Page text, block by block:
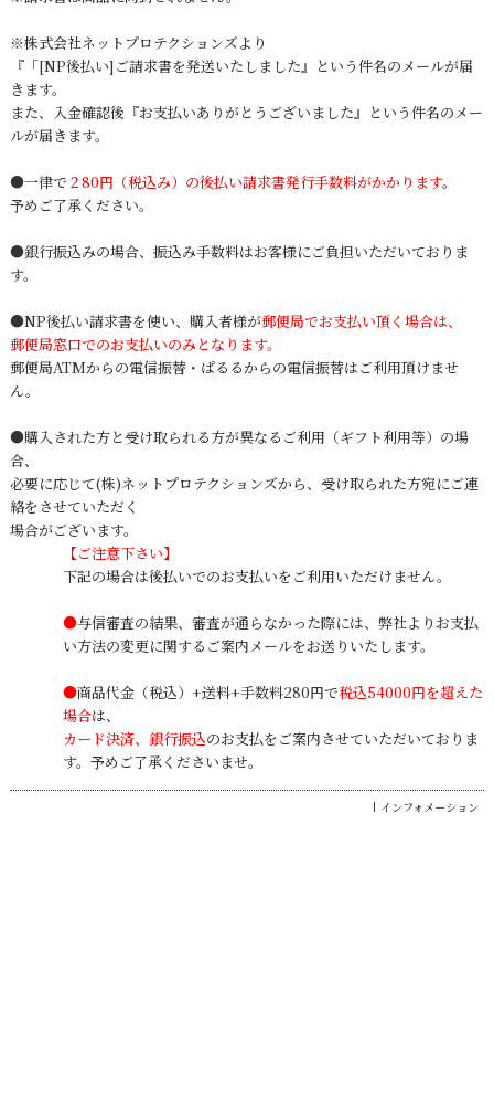
※株式会社ネットプロテクションズより
『「[NP後払い]ご請求書を発送いたしました』という件名のメールが届
きます。
また、入金確認後『お支払いありがとうございました』という件名のメー
ルが届きます。
●一律で ２80円（税込み）の後払い請求書発行手数料がかかります。
予めご了承ください。
●銀行振込みの場合、振込み手数料はお客様にご負担いただいておりま
す。
●NP後払い請求書を使い、購入者様が郵便局でお支払い頂く場合は、
郵便局窓口でのお支払いのみとなります。
郵便局ATMからの電信振替・ぱるるからの電信振替はご利用頂けませ
ん。
●購入された方と受け取られる方が異なるご利用（ギフト利用等）の場
合、
必要に応じて(株)ネットプロテクションズから、受け取られた方宛にご連
絡をさせていただく
場合がございます。
【ご注意下さい】
下記の場合は後払いでのお支払いをご利用いただけません。
●与信審査の結果、審査が通らなかった際には、弊社よりお支払
い方法の変更に関するご案内メールをお送りいたします。
●商品代金（税込）+送料+手数料280円で税込54000円を超えた
場合は、
カード決済、銀行振込のお支払をご案内させていただいておりま
す。予めご了承くださいませ。
インフォメーション